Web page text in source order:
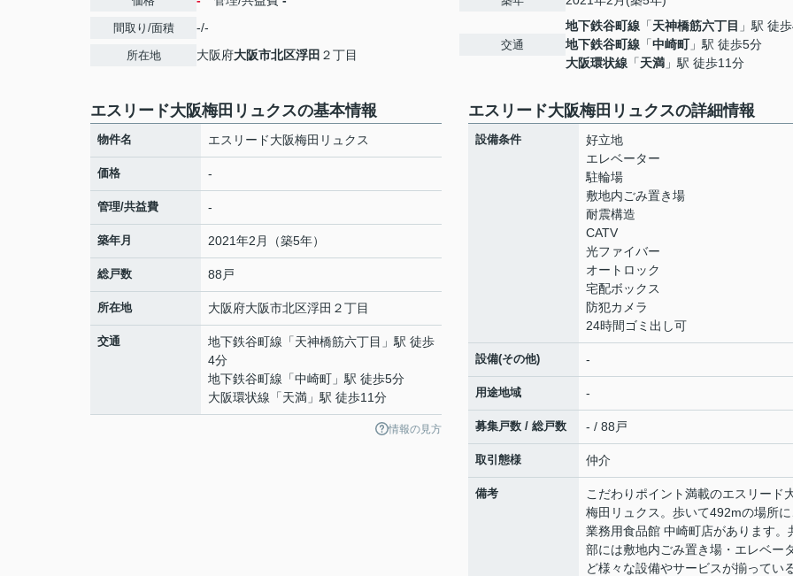
間取り/面積 -/-
所在地 大阪府大阪市北区浮田 ２丁目
交通
地下鉄谷町線 「天神橋筋六丁目 」駅 徒
地下鉄谷町線 「中崎町」駅 徒歩5分
大阪環状線 「天満 」駅 徒歩11分
エスリード大阪梅田リュクスの基本情報
物件名 エスリード大阪梅田リュクス
価格 -
管理/共益費 -
築年月 2021年2月（築5年）
総戸数 88戸
所在地 大阪府大阪市北区浮田 ２丁目
交通 地下鉄谷町線 「天神橋筋六丁目 」駅 徒歩
4分
地下鉄谷町線 「中崎町 」駅 徒歩5分
大阪環状線 「天満 」駅 徒歩11分
情報の見方
エスリード大阪梅田リュクスの詳細情報
設備条件
好立地
エレベーター
駐輪場
敷地内ごみ置き場
耐震構造
CATV
光ファイバー
オートロック
宅配ボックス
防犯カメラ
24時間ゴミ出し可
設備(その他) -
用途地域 -
募集戸数 / 総戸数 - / 88戸
取引態様 仲介
備考
こだわりポイント満載のエスリード
梅田リュクス。歩いて492mの場所
業務用食品館 中崎町店があります。
部には敷地内ごみ置き場・エレベー
ど様々な設備やサービスが揃ってい